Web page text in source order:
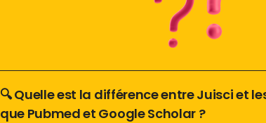
🔍 Quelle est la différence entre Juisci et
que Pubmed et Google Scholar ?